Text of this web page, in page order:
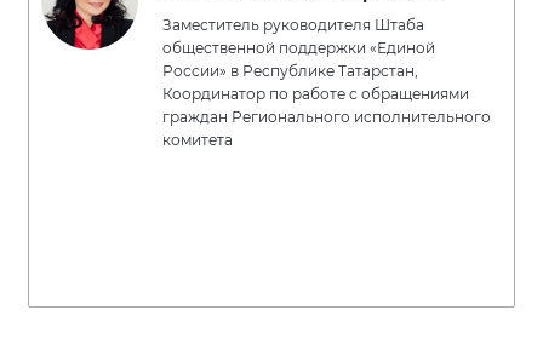
Заместитель руководителя Штаба
общественной поддержки «Единой
России» в Республике Татарстан,
Координатор по работе с обращениями
граждан Регионального исполнительного
комитета